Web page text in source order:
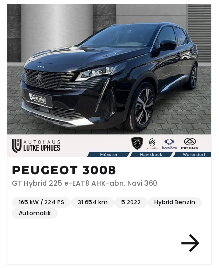
PEUGEOT 3008
GT Hybrid 225 e-EAT8 AHK-abn. Navi 360
165 kW / 224 PS 31.654 km 5.2022
Hybrid Benzin
Automatik